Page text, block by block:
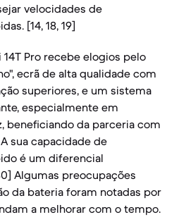
velocidades de
[14, 18, 19]
Pro recebe elogios pelo
ecrã de alta qualidade com
superiores, e um sistema
especialmente em
beneficiando da parceria com
A sua capacidade de
é um diferencial
Algumas preocupações
da bateria foram notadas por
a melhorar com o tempo.